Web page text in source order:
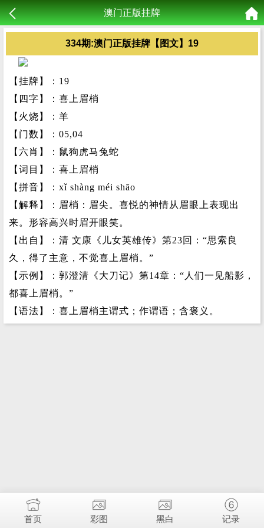
澳门正版挂牌
334期:澳门正版挂牌【图文】19
【挂牌】：19
【四字】：喜上眉梢
【火烧】：羊
【门数】：05,04
【六肖】：鼠狗虎马兔蛇
【词目】：喜上眉梢
【拼音】：xǐ shàng méi shāo
【解释】：眉梢：眉尖。喜悦的神情从眉眼上表现出
来。形容高兴时眉开眼笑。
【出自】：清 文康《儿女英雄传》第23回：“思索良
久，得了主意，不觉喜上眉梢。”
【示例】：郭澄清《大刀记》第14章：“人们一见船影，
都喜上眉梢。”
【语法】：喜上眉梢主谓式；作谓语；含褒义。
首页 彩图 黑白 记录